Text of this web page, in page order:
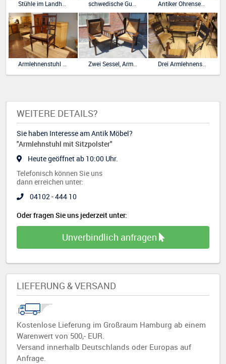
Armlehnenstuhl aus der Gründerzeit Zwei Sessel, Armlehnenstühle Worpswede Drei Armlehnenstühle und Bank Worpswede
WEITERE DETAILS?
Sie haben Interesse am Antik Möbel?
"Armlehnstuhl mit Sitzpolster"
Heute geöffnet ab 10:00 Uhr.
Telefonisch können Sie uns
dann erreichen unter:
04102 - 444 10
Oder fragen Sie uns jederzeit unter:
Unverbindlich anfragen
LIEFERUNG & VERSAND
Kostenlose Lieferung im Großraum Hamburg ab einem
Warenwert von 500,- EUR.
Versand innerhalb Deutschlands oder Europas auf
Anfrage.